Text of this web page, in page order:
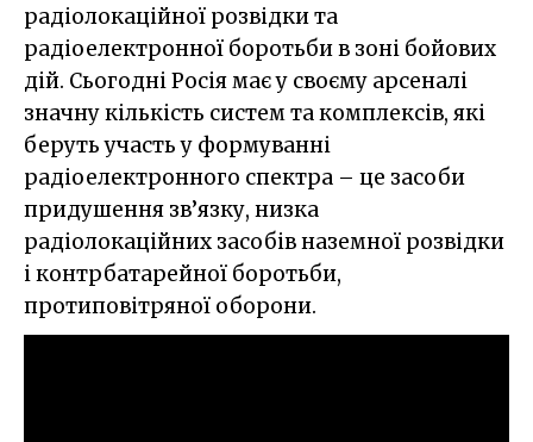
радіолокаційної розвідки та
радіоелектронної боротьби в зоні бойових
дій. Сьогодні Росія має у своєму арсеналі
значну кількість систем та комплексів, які
беруть участь у формуванні
радіоелектронного спектра – це засоби
придушення зв’язку, низка
радіолокаційних засобів наземної розвідки
і контрбатарейної боротьби,
протиповітряної оборони.